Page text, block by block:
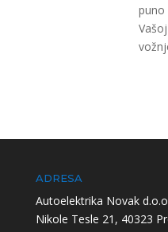
puno
ADRESA
Autoelektrika Novak
Nikole Tesle 21, 40323